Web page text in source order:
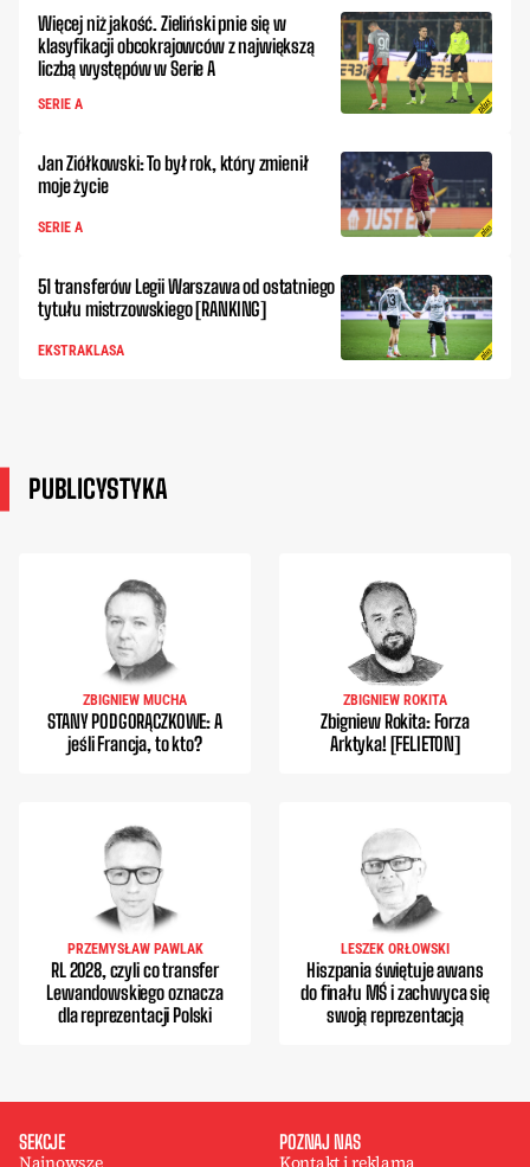
Więcej niż jakość. Zieliński pnie się w
klasyfikacji obcokrajowców z największą
liczbą występów w Serie A
SERIE A
Jan Ziółkowski: To był rok, który zmienił
moje życie
SERIE A
51 transferów Legii Warszawa od ostatniego
tytułu mistrzowskiego [RANKING]
EKSTRAKLASA
PUBLICYSTYKA
ZBIGNIEW MUCHA
STANY PODGORĄCZKOWE: A
jeśli Francja, to kto?
ZBIGNIEW ROKITA
Zbigniew Rokita: Forza
Arktyka! [FELIETON]
PRZEMYSŁAW PAWLAK
RL 2028, czyli co transfer
Lewandowskiego oznacza
dla reprezentacji Polski
LESZEK ORŁOWSKI
Hiszpania świętuje awans
do finału MŚ i zachwyca się
swoją reprezentacją
SEKCJE
Najnowsze
POZNAJ NAS
Kontakt i reklama